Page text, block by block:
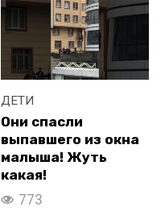
ДЕТИ
Они спасли
выпавшего из окна
малыша! Жуть
какая!
773